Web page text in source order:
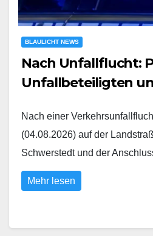
BLAULICHT NEWS
Nach Unfallflucht:
Unfallbeteiligten
Nach einer
(04.08.2026) auf der
Schwerstedt und der
Mehr lesen